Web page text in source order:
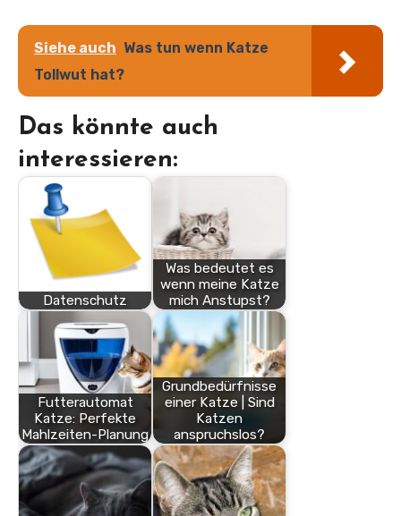
Siehe auch Was tun wenn Katze
Tollwut hat?
Das könnte auch
interessieren:
Datenschutz
Was bedeutet es
wenn meine Katze
mich Anstupst?
Futterautomat
Katze: Perfekte
Mahlzeiten-Planung
Grundbedürfnisse
einer Katze | Sind
Katzen
anspruchslos?